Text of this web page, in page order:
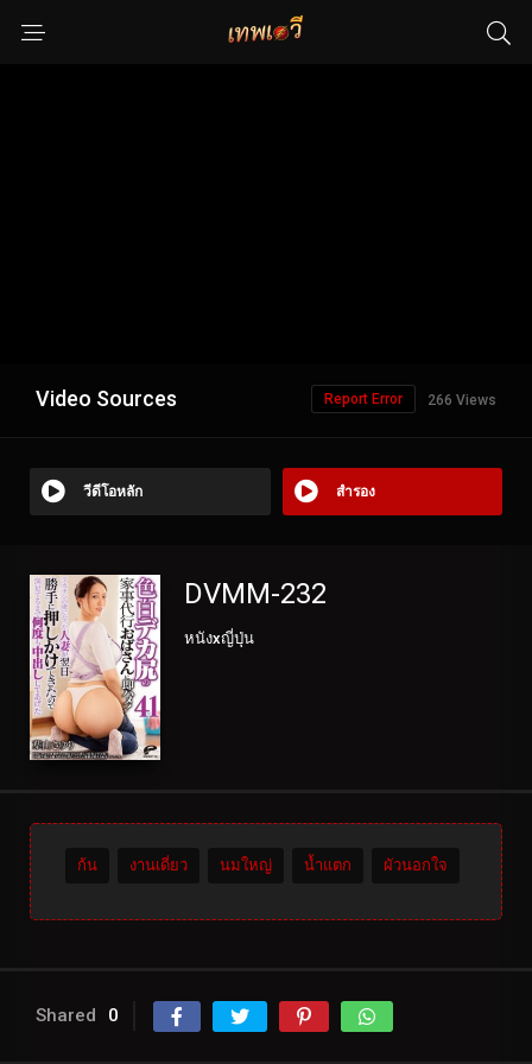
Video Sources 266 Views
Report Error
วีดีโอหลัก สำรอง
DVMM-232
หนังxญี่ปุ่น
ก้น งานเดี่ยว นมใหญ่ น้ำแตก ผัวนอกใจ
Shared 0